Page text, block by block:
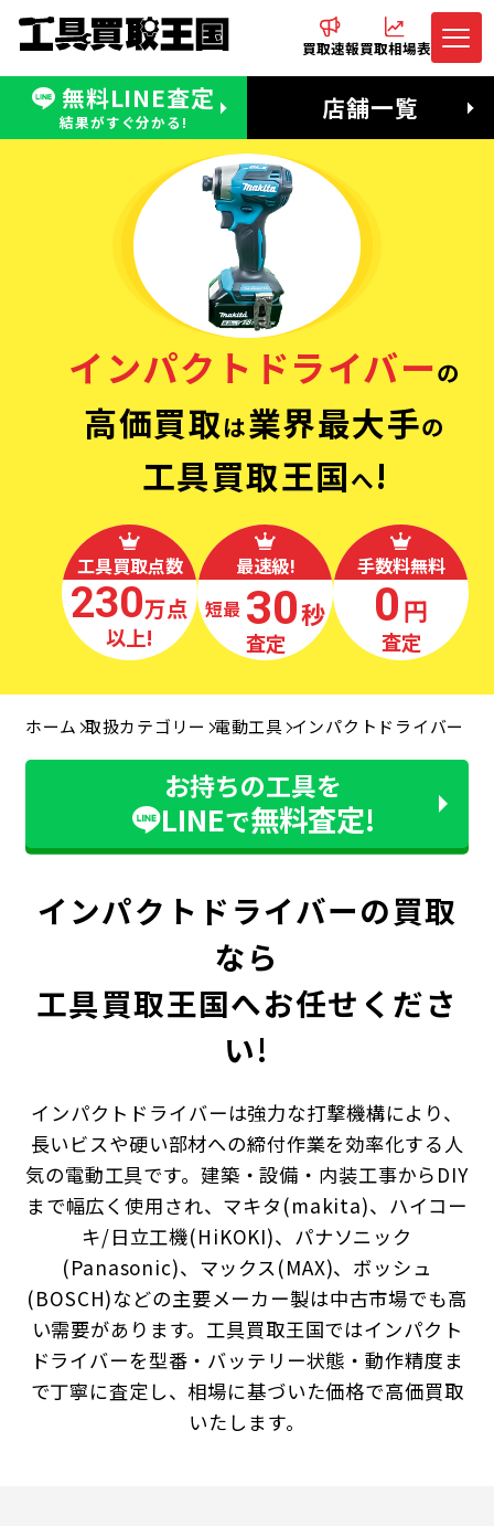
買取速報買取相場表
無料LINE査定
結果がすぐ分かる! 店舗一覧
無料LINE査定
受付：11:00〜19:00 木曜定休日
電話でお問合わせ
営業時間：11:00〜20:00
インパクトドライバーの
高価買取は業界最大手の
工具買取王国へ!
工具買取点数
230万点
以上!
最速級!
最短 30秒
査定
手数料無料
0円
査定
ホーム 取扱カテゴリー 電動工具 インパクトドライバー
お持ちの工具を
LINEで無料査定!
インパクトドライバーの買取
なら
工具買取王国へお任せくださ
い!
インパクトドライバーは強力な打撃機構により、
長いビスや硬い部材への締付作業を効率化する人
気の電動工具です。建築・設備・内装工事からDIY
まで幅広く使用され、マキタ(makita)、ハイコー
キ/日立工機(HiKOKI)、パナソニック
(Panasonic)、マックス(MAX)、ボッシュ
(BOSCH)などの主要メーカー製は中古市場でも高
い需要があります。工具買取王国ではインパクト
ドライバーを型番・バッテリー状態・動作精度ま
で丁寧に査定し、相場に基づいた価格で高価買取
いたします。